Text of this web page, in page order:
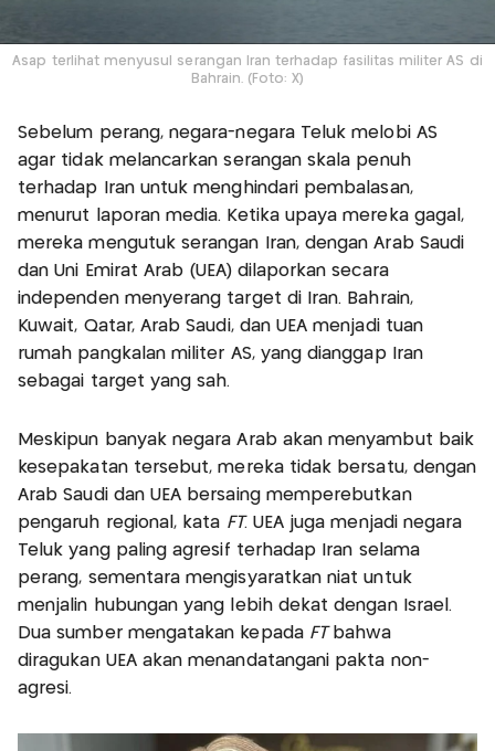
Asap terlihat menyusul serangan Iran terhadap fasilitas militer AS di
Bahrain. (Foto: X)
Sebelum perang, negara-negara Teluk melobi AS
agar tidak melancarkan serangan skala penuh
terhadap Iran untuk menghindari pembalasan,
menurut laporan media. Ketika upaya mereka gagal,
mereka mengutuk serangan Iran, dengan Arab Saudi
dan Uni Emirat Arab (UEA) dilaporkan secara
independen menyerang target di Iran. Bahrain,
Kuwait, Qatar, Arab Saudi, dan UEA menjadi tuan
rumah pangkalan militer AS, yang dianggap Iran
sebagai target yang sah.
Meskipun banyak negara Arab akan menyambut baik
kesepakatan tersebut, mereka tidak bersatu, dengan
Arab Saudi dan UEA bersaing memperebutkan
pengaruh regional, kata FT. UEA juga menjadi negara
Teluk yang paling agresif terhadap Iran selama
perang, sementara mengisyaratkan niat untuk
menjalin hubungan yang lebih dekat dengan Israel.
Dua sumber mengatakan kepada FT bahwa
diragukan UEA akan menandatangani pakta non-
agresi.